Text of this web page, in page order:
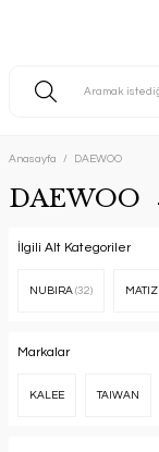
Anasayfa DAEWOO
DAEWOO
İlgili Alt Kategoriler
NUBIRA (32) MATIZ
Markalar
KALEE TAIWAN